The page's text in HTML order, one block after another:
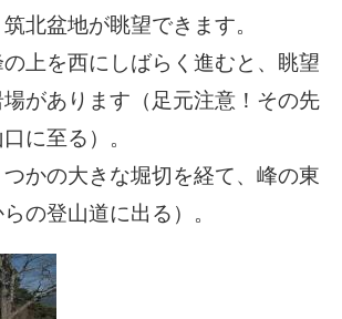
北盆地が眺望できます。
上を西にしばらく進むと、眺望
があります（足元注意！その先
に至る）。
かの大きな堀切を経て、峰の東
の登山道に出る）。